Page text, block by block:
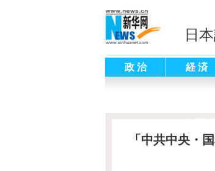
日
政 治 経 済
「中共中央・